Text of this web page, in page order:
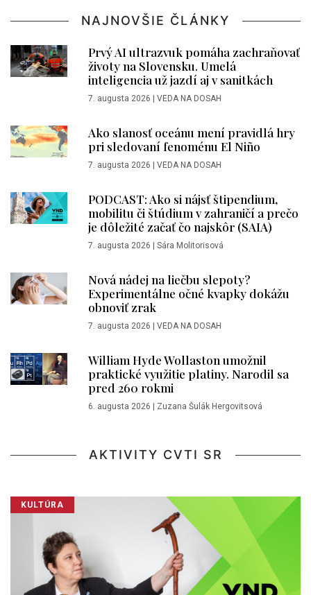
NAJNOVŠIE ČLÁNKY
Prvý AI ultrazvuk pomáha zachraňovať
životy na Slovensku. Umelá
inteligencia už jazdí aj v sanitkách
7. augusta 2026 | VEDA NA DOSAH
Ako slanosť oceánu mení pravidlá hry
pri sledovaní fenoménu El Niño
7. augusta 2026 | VEDA NA DOSAH
PODCAST: Ako si nájsť štipendium,
mobilitu či štúdium v zahraničí a prečo
je dôležité začať čo najskôr (SAIA)
7. augusta 2026 | Sára Molitorisová
Nová nádej na liečbu slepoty?
Experimentálne očné kvapky dokážu
obnoviť zrak
7. augusta 2026 | VEDA NA DOSAH
William Hyde Wollaston umožnil
praktické využitie platiny. Narodil sa
pred 260 rokmi
6. augusta 2026 | Zuzana Šulák Hergovitsová
AKTIVITY CVTI SR
KULTÚRA